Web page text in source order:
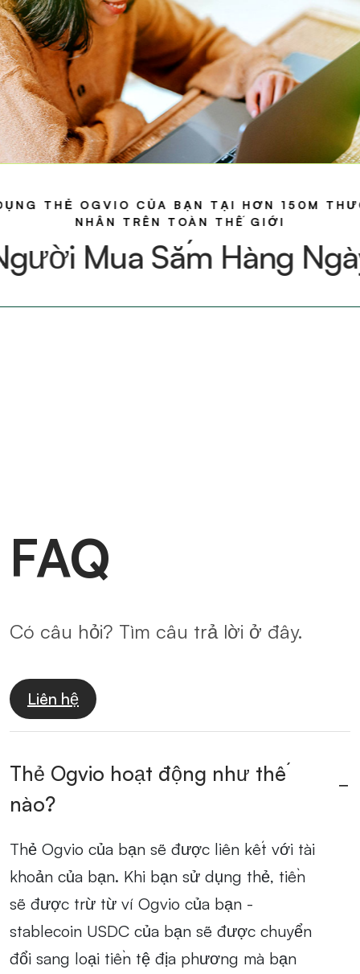
THẺ OGVIO CỦA BẠN TẠI HƠN 150M
NHÂN TRÊN TOÀN THẾ GIỚI
Mua Sắm Hàng
FAQ
Có câu hỏi? Tìm câu trả lời ở đây.
Liên hệ
Thẻ Ogvio hoạt động như thế
nào?
Thẻ Ogvio của bạn sẽ được liên kết với tài
khoản của bạn. Khi bạn sử dụng thẻ, tiền
sẽ được trừ từ ví Ogvio của bạn -
stablecoin USDC của bạn sẽ được chuyển
đổi sang loại tiền tệ địa phương mà bạn